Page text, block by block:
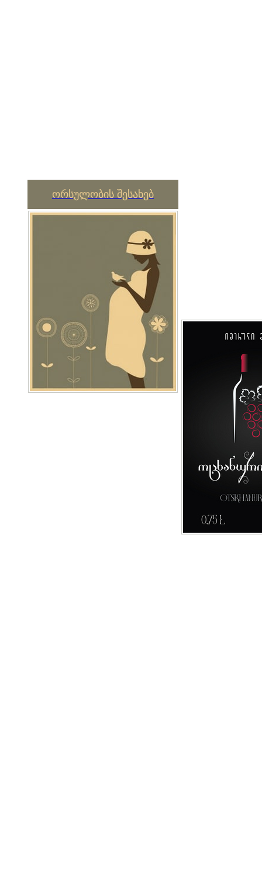
ორსულობის შესახებ